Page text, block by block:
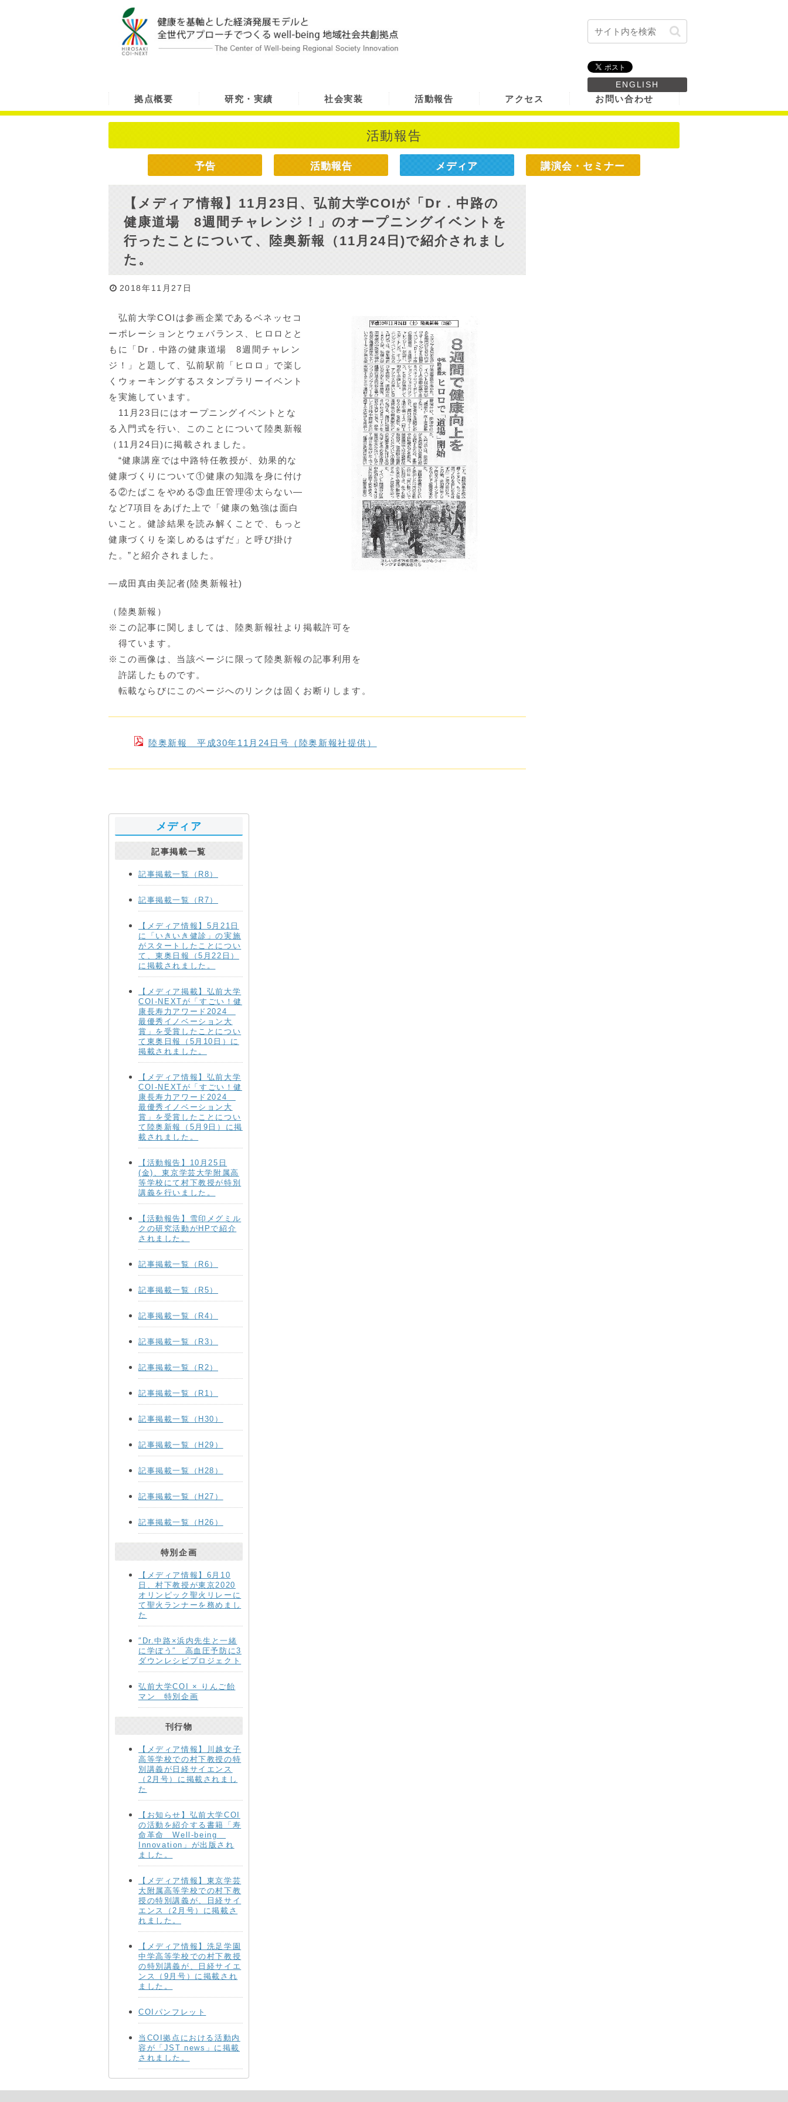
ENGLISH
拠点概要 研究・実績 社会実装 活動報告 アクセス お問い合わせ
活動報告
予告 活動報告 メディア 講演会・セミナー
【メディア情報】11月23日、弘前大学COIが「Dr．中路の
健康道場 8週間チャレンジ！」のオープニングイベントを
行ったことについて、陸奥新報（11月24日)で紹介されまし
た。
2018年11月27日
弘前大学COIは参画企業であるベネッセコ
ーポレーションとウェバランス、ヒロロとと
もに「Dr．中路の健康道場 8週間チャレン
ジ！」と題して、弘前駅前「ヒロロ」で楽し
くウォーキングするスタンプラリーイベント
を実施しています。
11月23日にはオープニングイベントとな
る入門式を行い、このことについて陸奥新報
（11月24日)に掲載されました。
“健康講座では中路特任教授が、効果的な
健康づくりについて①健康の知識を身に付け
る②たばこをやめる③血圧管理④太らない―
など7項目をあげた上で「健康の勉強は面白
いこと。健診結果を読み解くことで、もっと
健康づくりを楽しめるはずだ」と呼び掛け
た。”と紹介されました。
―成田真由美記者(陸奥新報社)
（陸奥新報）
※この記事に関しましては、陸奥新報社より掲載許可を
得ています。
※この画像は、当該ページに限って陸奥新報の記事利用を
許諾したものです。
転載ならびにこのページへのリンクは固くお断りします。
陸奥新報 平成30年11月24日号（陸奥新報社提供）
メディア
記事掲載一覧
記事掲載一覧（R8）
記事掲載一覧（R7）
【メディア情報】5月21日
に「いきいき健診」の実施
がスタートしたことについ
て、東奥日報（5月22日）
に掲載されました。
【メディア掲載】弘前大学
COI-NEXTが「すごい！健
康長寿力アワード2024
最優秀イノベーション大
賞」を受賞したことについ
て東奥日報（5月10日）に
掲載されました。
【メディア情報】弘前大学
COI-NEXTが「すごい！健
康長寿力アワード2024
最優秀イノベーション大
賞」を受賞したことについ
て陸奥新報（5月9日）に掲
載されました。
【活動報告】10月25日
(金)、東京学芸大学附属高
等学校にて村下教授が特別
講義を行いました。
【活動報告】雪印メグミル
クの研究活動がHPで紹介
されました。
記事掲載一覧（R6）
記事掲載一覧（R5）
記事掲載一覧（R4）
記事掲載一覧（R3）
記事掲載一覧（R2）
記事掲載一覧（R1）
記事掲載一覧（H30）
記事掲載一覧（H29）
記事掲載一覧（H28）
記事掲載一覧（H27）
記事掲載一覧（H26）
特別企画
【メディア情報】6月10
日、村下教授が東京2020
オリンピック聖火リレーに
て聖火ランナーを務めまし
た
″Dr.中路×浜内先生と一緒
に学ぼう″ 高血圧予防に3
ダウンレシピプロジェクト
弘前大学COI × りんご飴
マン 特別企画
刊行物
【メディア情報】川越女子
高等学校での村下教授の特
別講義が日経サイエンス
（2月号）に掲載されまし
た
【お知らせ】弘前大学COI
の活動を紹介する書籍「寿
命革命 Well-being
Innovation」が出版され
ました。
【メディア情報】東京学芸
大附属高等学校での村下教
授の特別講義が、日経サイ
エンス（2月号）に掲載さ
れました。
【メディア情報】洗足学園
中学高等学校での村下教授
の特別講義が、日経サイエ
ンス（9月号）に掲載され
ました。
COIパンフレット
当COI拠点における活動内
容が「JST news」に掲載
されました。